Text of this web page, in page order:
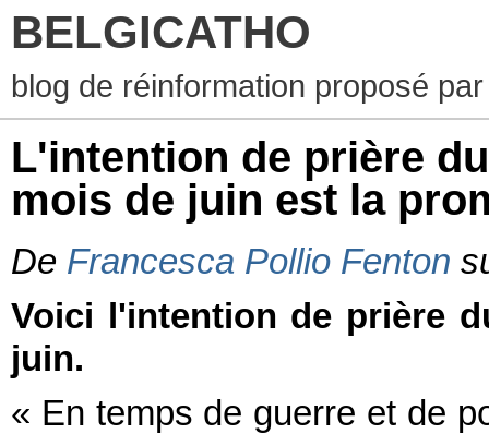
BELGICATHO
blog de réinformation proposé
L'intention de prière
mois de juin est la
De Francesca Pollio Fenton
Voici l'intention de prière
juin.
« En temps de guerre et de